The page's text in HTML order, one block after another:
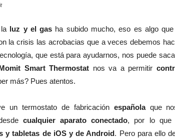
luz y el gas ha subido mucho, eso es algo
la crisis las acrobacias que a veces debemos
que está para ayudarnos, nos puede
Smart Thermostat nos va a permitir
más? Pues atentos.
un termostato de fabricación españolaque
cualquier aparato conectado, por lo que
y tabletas de iOS y de Android. Pero para ello